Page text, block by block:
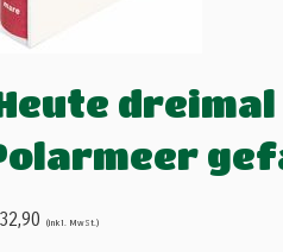
dreimal
(inkl. MwSt.)